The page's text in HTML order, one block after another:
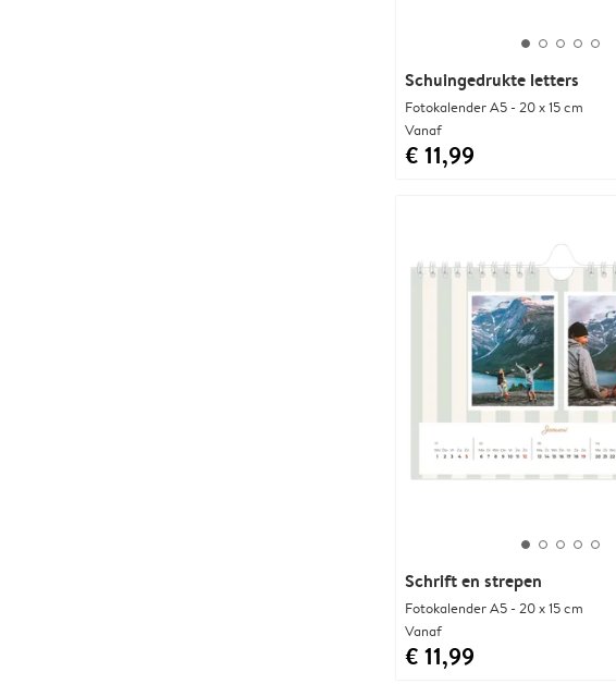
Schuingedrukte letters
Fotokalender A5 - 20 x 15 cm
Vanaf
€ 11,99
Schrift en strepen
Fotokalender A5 - 20 x 15 cm
Vanaf
€ 11,99